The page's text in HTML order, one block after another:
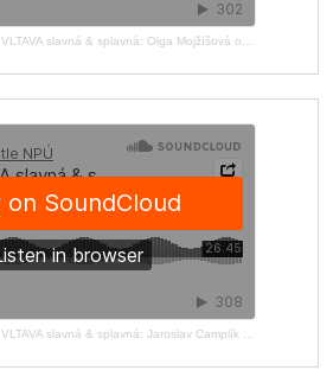
VLTAVA slavná & splavná: Olga Mojžíšová o Bedřichu Smetanovi
VLTAVA slavná & splavná: Jaroslav Camplík o vorařství